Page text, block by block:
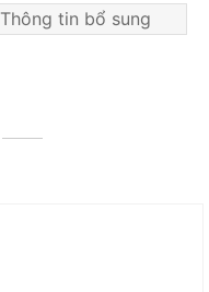
Thông tin bổ sung